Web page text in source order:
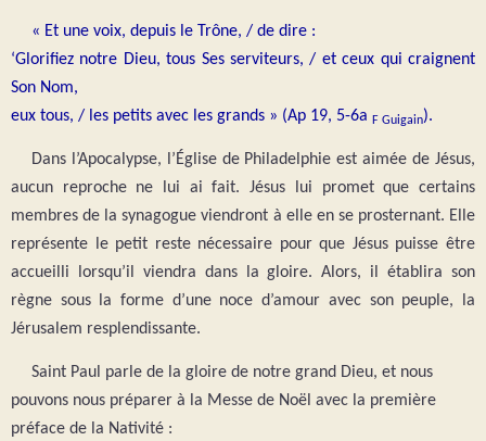
« Et une voix, depuis le Trône, / de dire :
‘Glorifiez notre Dieu, tous Ses serviteurs, / et ceux qui craignent
Son Nom,
eux tous, / les petits avec les grands » (Ap 19, 5-6a F Guigain).
Dans l’Apocalypse, l’Église de Philadelphie est aimée de Jésus,
aucun reproche ne lui ai fait. Jésus lui promet que certains
membres de la synagogue viendront à elle en se prosternant. Elle
représente le petit reste nécessaire pour que Jésus puisse être
accueilli lorsqu’il viendra dans la gloire. Alors, il établira son
règne sous la forme d’une noce d’amour avec son peuple, la
Jérusalem resplendissante.
Saint Paul parle de la gloire de notre grand Dieu, et nous
pouvons nous préparer à la Messe de Noël avec la première
préface de la Nativité :